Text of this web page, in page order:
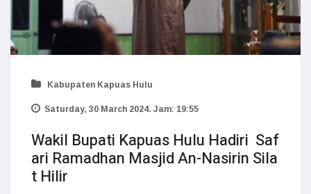
Kabupaten Kapuas Hulu
Saturday, 30 March 2024. Jam: 19:55
Wakil Bupati Kapuas Hulu Hadiri Saf
ari Ramadhan Masjid An-Nasirin Sila
t Hilir